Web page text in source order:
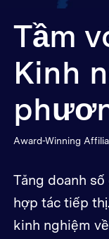
Tầm
Kinh
Award-Winning
Tăng doanh
hợp tác tiếp
kinh nghiệm